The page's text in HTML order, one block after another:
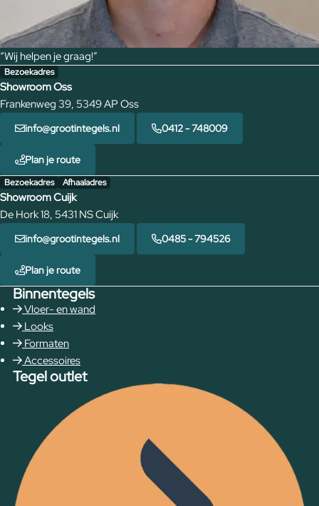
“Wij helpen je graag!”
Bezoekadres
Showroom Oss
Frankenweg 39, 5349 AP Oss
info@grootintegels.nl 0412 - 748009
Plan je route
Bezoekadres Afhaaladres
Showroom Cuijk
De Hork 18, 5431 NS Cuijk
info@grootintegels.nl 0485 - 794526
Plan je route
Binnentegels
Vloer- en wand
Looks
Formaten
Accessoires
Tegel outlet